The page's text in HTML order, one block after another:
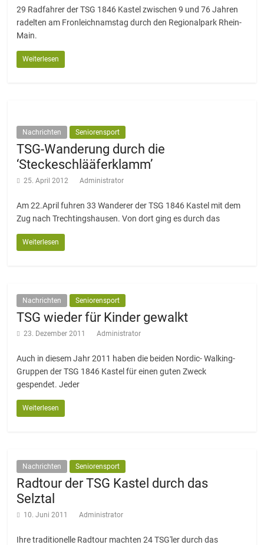
29 Radfahrer der TSG 1846 Kastel zwischen 9 und 76 Jahren
radelten am Fronleichnamstag durch den Regionalpark Rhein-
Main.
Weiterlesen
Nachrichten Seniorensport
TSG-Wanderung durch die
‘Steckeschlääferklamm’
25. April 2012 Administrator
Am 22.April fuhren 33 Wanderer der TSG 1846 Kastel mit dem
Zug nach Trechtingshausen. Von dort ging es durch das
Weiterlesen
Nachrichten Seniorensport
TSG wieder für Kinder gewalkt
23. Dezember 2011 Administrator
Auch in diesem Jahr 2011 haben die beiden Nordic- Walking-
Gruppen der TSG 1846 Kastel für einen guten Zweck
gespendet. Jeder
Weiterlesen
Nachrichten Seniorensport
Radtour der TSG Kastel durch das
Selztal
10. Juni 2011 Administrator
Ihre traditionelle Radtour machten 24 TSG'ler durch das